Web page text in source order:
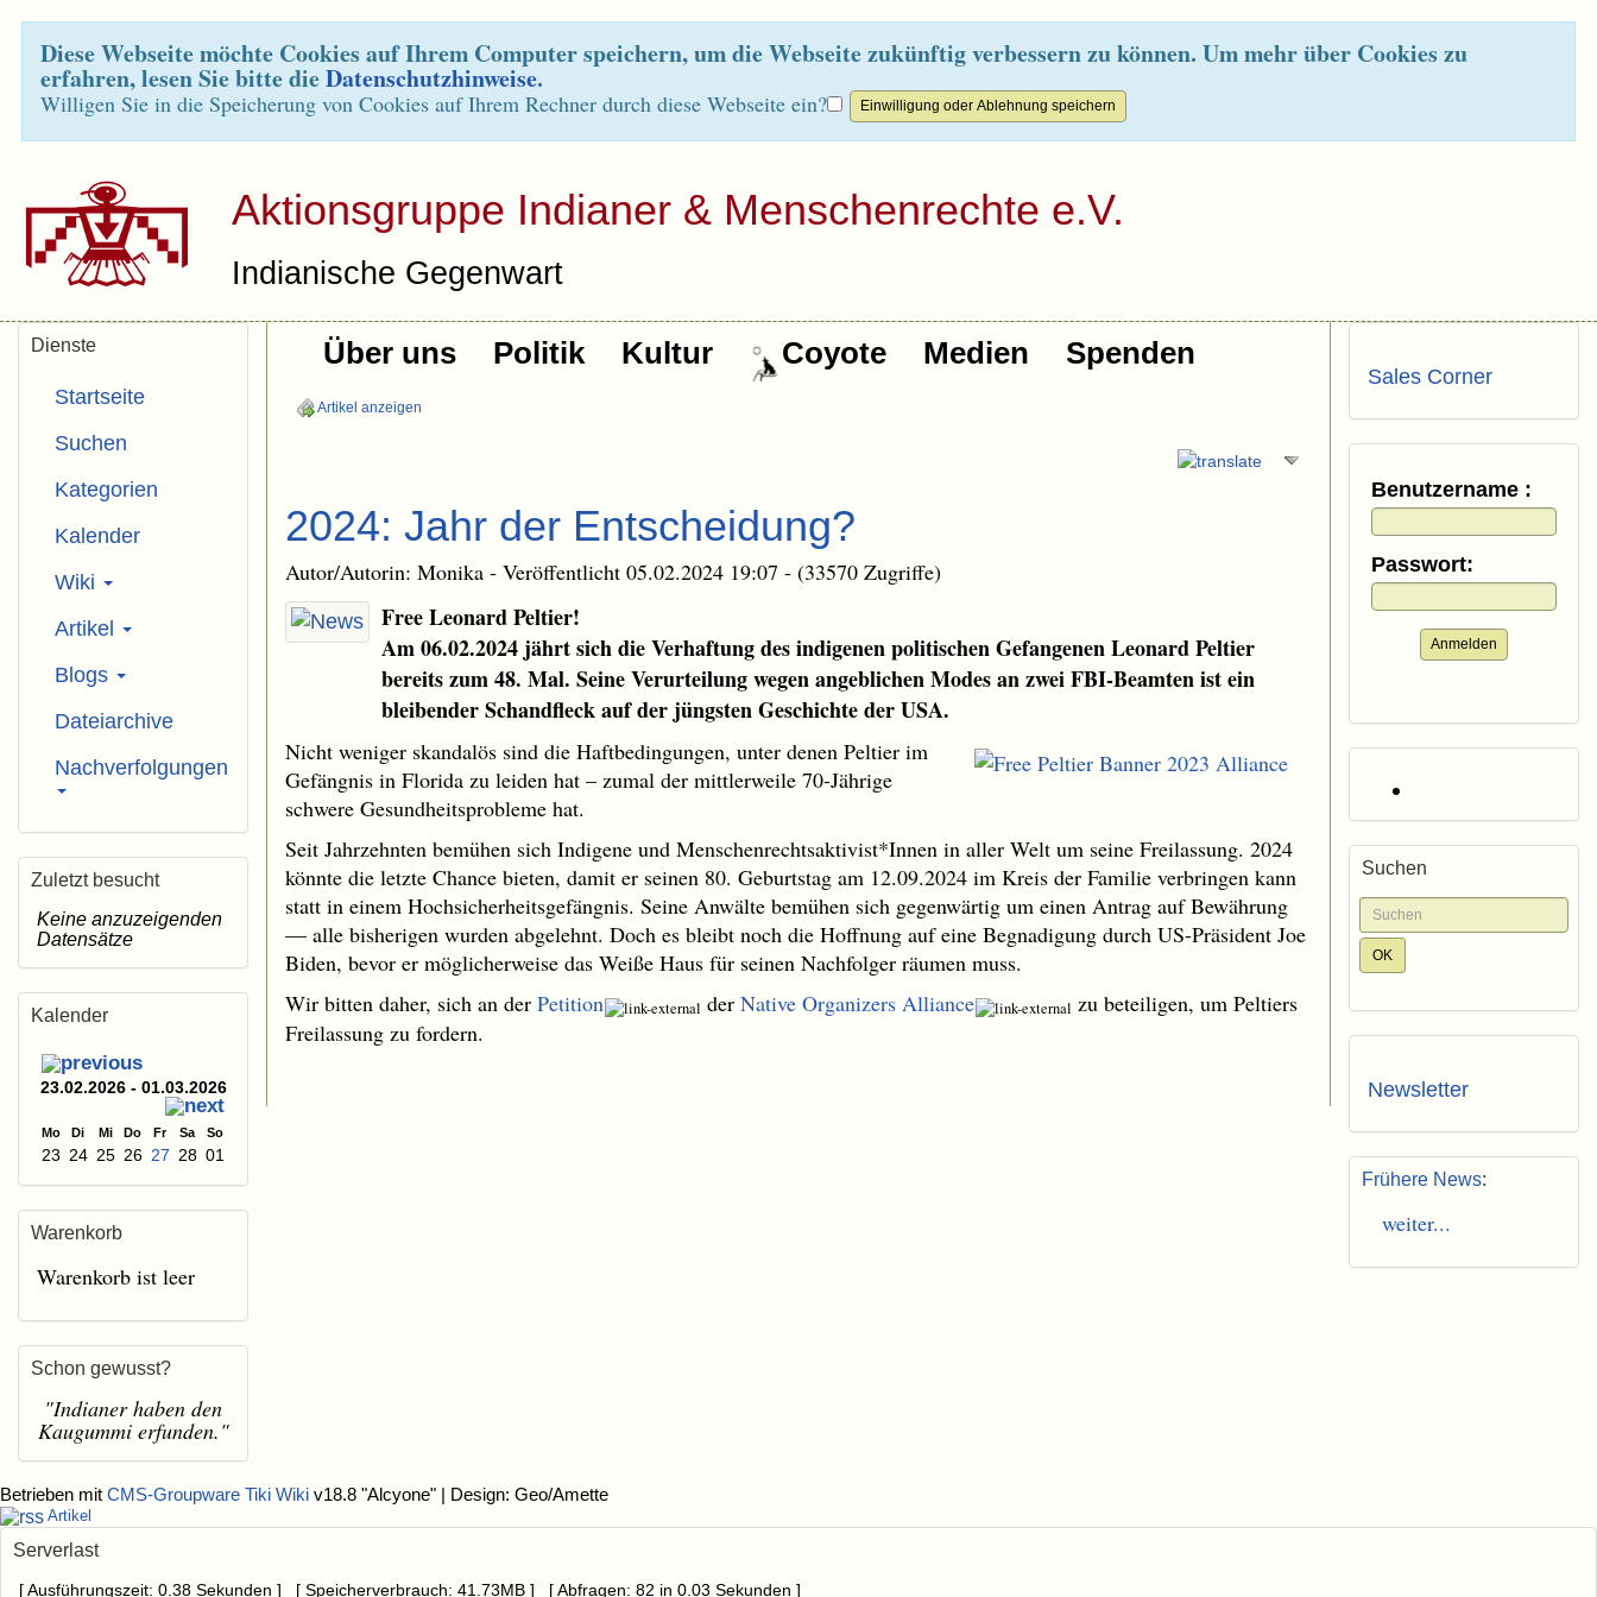
Diese Webseite möchte Cookies auf Ihrem Computer speichern, um die Webseite zukünftig verbessern zu können. Um mehr über Cookies zu
erfahren, lesen Sie bitte dieDatenschutzhinweise.
Willigen Sie in die Speicherung von Cookies auf Ihrem Rechner durch diese Webseite ein?
Aktionsgruppe Indianer & Menschenrechte e.V.
Indianische Gegenwart
Über uns Politik Kultur Coyote Medien Spenden
Artikel anzeigen
2024: Jahr der Entscheidung?
Autor/Autorin: Monika - Veröffentlicht 05.02.2024 19:07 - (33570 Zugriffe)
Free Leonard Peltier!
Am 06.02.2024 jährt sich die Verhaftung des indigenen politischen Gefangenen Leonard Peltier
bereits zum 48. Mal. Seine Verurteilung wegen angeblichen Modes an zwei FBI-Beamten ist ein
bleibender Schandfleck auf der jüngsten Geschichte der USA.
Nicht weniger skandalös sind die Haftbedingungen, unter denen Peltier im
Gefängnis in Florida zu leiden hat – zumal der mittlerweile 70-Jährige
schwere Gesundheitsprobleme hat.
Seit Jahrzehnten bemühen sich Indigene und Menschenrechtsaktivist*Innen in aller Welt um seine Freilassung. 2024
könnte die letzte Chance bieten, damit er seinen 80. Geburtstag am 12.09.2024 im Kreis der Familie verbringen kann
statt in einem Hochsicherheitsgefängnis. Seine Anwälte bemühen sich gegenwärtig um einen Antrag auf Bewährung
— alle bisherigen wurden abgelehnt. Doch es bleibt noch die Hoffnung auf eine Begnadigung durch US-Präsident Joe
Biden, bevor er möglicherweise das Weiße Haus für seinen Nachfolger räumen muss.
Wir bitten daher, sich an der Petition der Native Organizers Alliance
zu beteiligen, um Peltiers
Freilassung zu fordern.
Dienste
Startseite
Suchen
Kategorien
Kalender
Wiki
Artikel
Blogs
Dateiarchive
Nachverfolgungen
Zuletzt besucht
Keine anzuzeigenden
Datensätze
Kalender
23.02.2026 - 01.03.2026
Mo Di Mi Do Fr Sa So
23 24 25 26 27 28 01
Warenkorb
Warenkorb ist leer
Schon gewusst?
"Indianer haben den
Kaugummi erfunden."
Sales Corner
Benutzername :
Passwort:
Anmelden
Suchen
Newsletter
Frühere News:
weiter...
Betrieben mit CMS-Groupware Tiki Wiki v18.8 "Alcyone" | Design: Geo/Amette
Artikel
Serverlast
[ Ausführungszeit: 0.38 Sekunden ] [ Speicherverbrauch: 41.73MB ] [ Abfragen: 82 in 0.03 Sekunden ]